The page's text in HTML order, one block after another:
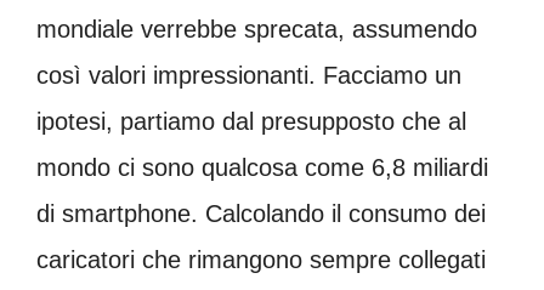
mondiale verrebbe sprecata, assumendo
così valori impressionanti. Facciamo un
ipotesi, partiamo dal presupposto che al
mondo ci sono qualcosa come 6,8 miliardi
di smartphone. Calcolando il consumo dei
caricatori che rimangono sempre collegati